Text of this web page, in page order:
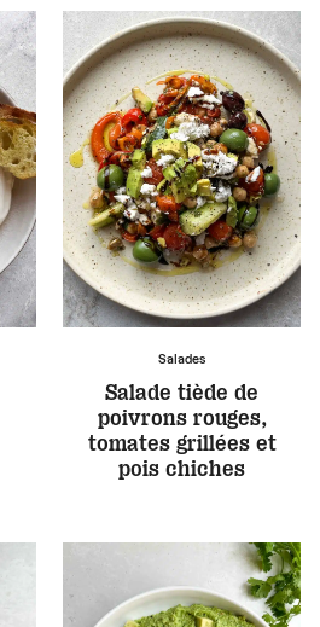
Salades
Salade tiède de
poivrons rouges,
tomates grillées et
pois chiches